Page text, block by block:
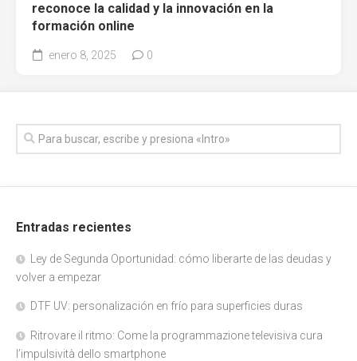
reconoce la calidad y la innovación en la
formación online
enero 8, 2025 0
Entradas recientes
Ley de Segunda Oportunidad: cómo liberarte de las deudas y
volver a empezar
DTF UV: personalización en frío para superficies duras
Ritrovare il ritmo: Come la programmazione televisiva cura
l’impulsività dello smartphone